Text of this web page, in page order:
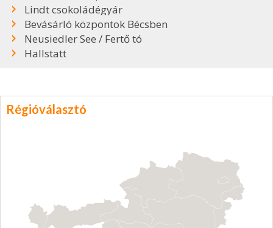
Lindt csokoládégyár
Bevásárló központok Bécsben
Neusiedler See / Fertő tó
Hallstatt
Régióválasztó